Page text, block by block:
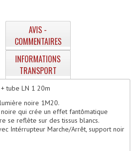
Retours De Scène
De Basse Amplifié
Caissons De Basses
(Ecoutes De Studio)
Portables Amplifiées
AVIS -
COMMENTAIRES
INFORMATIONS
TRANSPORT
tube LN 1 20m
noire 1M20.
qui crée un effet fantômatique
se reflète sur des tissus blancs.
Intérrupteur Marche/Arrêt, support noir